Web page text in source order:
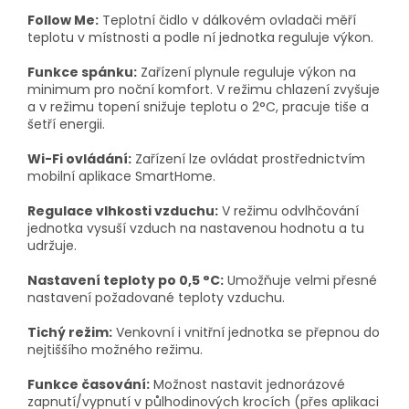
Follow Me: Teplotní čidlo v dálkovém ovladači měří
teplotu v místnosti a podle ní jednotka reguluje výkon.
Funkce spánku: Zařízení plynule reguluje výkon na
minimum pro noční komfort. V režimu chlazení zvyšuje
a v režimu topení snižuje teplotu o 2°C, pracuje tiše a
šetří energii.
Wi-Fi ovládání: Zařízení lze ovládat prostřednictvím
mobilní aplikace SmartHome.
Regulace vlhkosti vzduchu: V režimu odvlhčování
jednotka vysuší vzduch na nastavenou hodnotu a tu
udržuje.
Nastavení teploty po 0,5 °C: Umožňuje velmi přesné
nastavení požadované teploty vzduchu.
Tichý režim: Venkovní i vnitřní jednotka se přepnou do
nejtiššího možného režimu.
Funkce časování: Možnost nastavit jednorázové
zapnutí/vypnutí v půlhodinových krocích (přes aplikaci